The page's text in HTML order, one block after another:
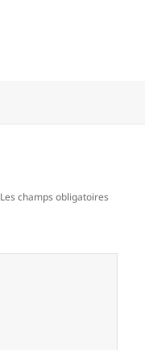
Les champs obligatoires